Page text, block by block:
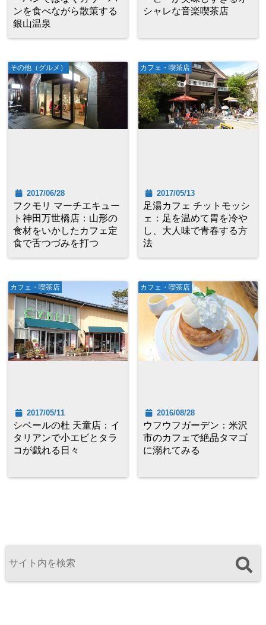
ンを食べながら散策する
銀山温泉
シャレな音楽喫茶店
その他（グルメ）
2017/06/28
フクモリ マーチエキュー
ト神田万世橋店：山形の
食材をいかしたカフェ定
食で舌つづみを打つ
カフェ・喫茶店
2017/05/13
足湯カフェ チットモッシ
ェ：足を温めて胃を冷や
し、大人味で青春する方
法
カフェ・喫茶店
2017/05/11
シベールの杜 天童店：イ
タリアンで小エビとタラ
コが戯れる日々
カフェ・喫茶店
2016/08/28
ウフウフガーデン：米沢
市のカフェで絶品タマゴ
に溺れてみる